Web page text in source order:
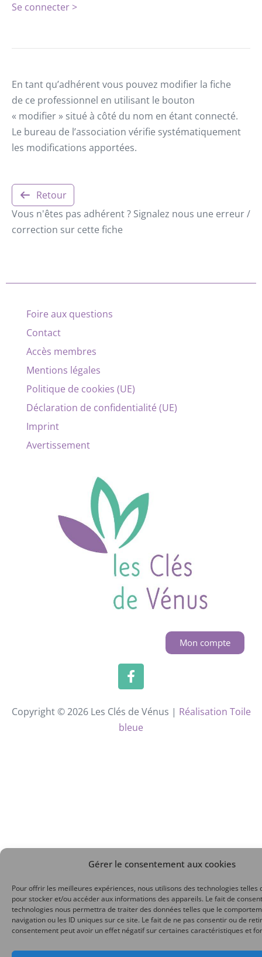
Gérer le consentement aux cookies
Pour offrir les meilleures expériences, nous utilisons des technologies telles
pour stocker et/ou accéder aux informations des appareils. Le fait de
technologies nous permettra de traiter des données telles que le
navigation ou les ID uniques sur ce site. Le fait de ne pas consentir ou de
consentement peut avoir un effet négatif sur certaines caractéristiques et
Se connecter >
En tant qu’adhérent vous pouvez modifier la fiche
de ce professionnel en utilisant le bouton
« modifier » situé à côté du nom en étant connecté.
Le bureau de l’association vérifie systématiquement
les modifications apportées.
Retour
Vous n'êtes pas adhérent ? Signalez nous une erreur /
correction sur cette fiche
Foire aux questions
Contact
Accès membres
Mentions légales
Politique de cookies (UE)
Déclaration de confidentialité (UE)
Imprint
Avertissement
Mon compte
Copyright © 2026 Les Clés de Vénus | Réalisation Toile
bleue